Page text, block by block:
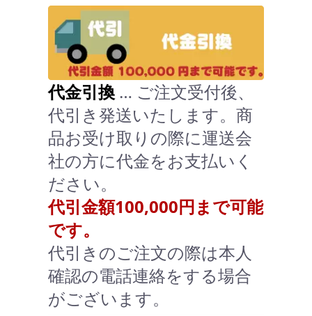
代金引換 … ご注文受付後、
代引き発送いたします。商
品お受け取りの際に運送会
社の方に代金をお支払いく
ださい。
代引金額100,000円まで可能
です。
代引きのご注文の際は本人
確認の電話連絡をする場合
がございます。